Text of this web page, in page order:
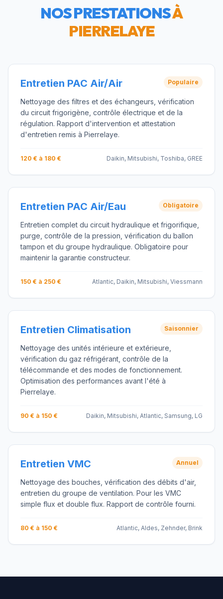
NOS PRESTATIONSÀ
PIERRELAYE
Entretien PAC Air/Air Populaire
Nettoyage des filtres et des échangeurs, vérification
du circuit frigorigène, contrôle électrique et de la
régulation. Rapport d'intervention et attestation
d'entretien remis à Pierrelaye.
120 € à 180 € Daikin, Mitsubishi, Toshiba, GREE
Entretien PAC Air/Eau Obligatoire
Entretien complet du circuit hydraulique et frigorifique,
purge, contrôle de la pression, vérification du ballon
tampon et du groupe hydraulique. Obligatoire pour
maintenir la garantie constructeur.
150 € à 250 € Atlantic, Daikin, Mitsubishi, Viessmann
Entretien Climatisation Saisonnier
Nettoyage des unités intérieure et extérieure,
vérification du gaz réfrigérant, contrôle de la
télécommande et des modes de fonctionnement.
Optimisation des performances avant l'été à
Pierrelaye.
90 € à 150 € Daikin, Mitsubishi, Atlantic, Samsung, LG
Entretien VMC Annuel
Nettoyage des bouches, vérification des débits d'air,
entretien du groupe de ventilation. Pour les VMC
simple flux et double flux. Rapport de contrôle fourni.
80 € à 150 € Atlantic, Aldes, Zehnder, Brink